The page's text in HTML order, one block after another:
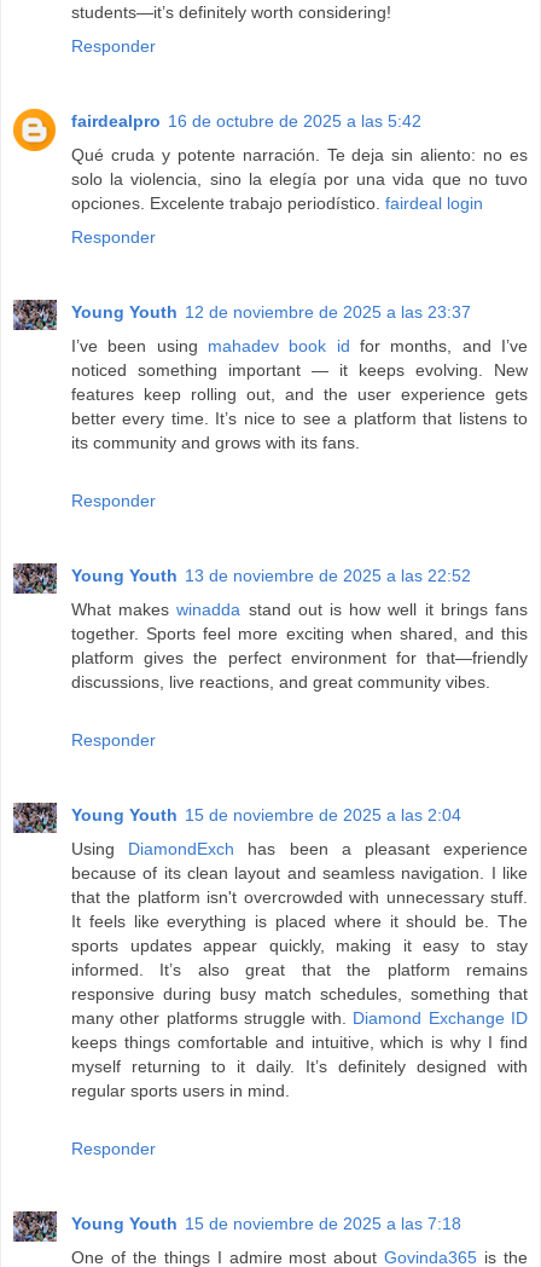
students—it’s definitely worth considering!
Responder
fairdealpro 16 de octubre de 2025 a las 5:42
Qué cruda y potente narración. Te deja sin aliento: no es
solo la violencia, sino la elegía por una vida que no tuvo
opciones. Excelente trabajo periodístico. fairdeal login
Responder
Young Youth 12 de noviembre de 2025 a las 23:37
I’ve been using mahadev book id for months, and I’ve
noticed something important — it keeps evolving. New
features keep rolling out, and the user experience gets
better every time. It’s nice to see a platform that listens to
its community and grows with its fans.
Responder
Young Youth 13 de noviembre de 2025 a las 22:52
What makeswinadda stand out is how well it brings fans
together. Sports feel more exciting when shared, and this
platform gives the perfect environment for that—friendly
discussions, live reactions, and great community vibes.
Responder
Young Youth 15 de noviembre de 2025 a las 2:04
Using DiamondExch has been a pleasant experience
because of its clean layout and seamless navigation. I like
that the platform isn't overcrowded with unnecessary stuff.
It feels like everything is placed where it should be. The
sports updates appear quickly, making it easy to stay
informed. It’s also great that the platform remains
responsive during busy match schedules, something that
many other platforms struggle with. Diamond Exchange ID
keeps things comfortable and intuitive, which is why I find
myself returning to it daily. It’s definitely designed with
regular sports users in mind.
Responder
Young Youth 15 de noviembre de 2025 a las 7:18
One of the things I admire most aboutGovinda365 is the